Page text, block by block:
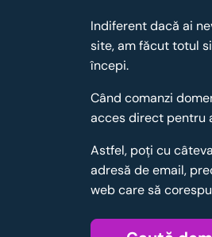
Indiferent dacă ai
site, am făcut totul
începi.
Când comanzi
acces direct pentru
Astfel, poţi cu
adresă de email,
web care să